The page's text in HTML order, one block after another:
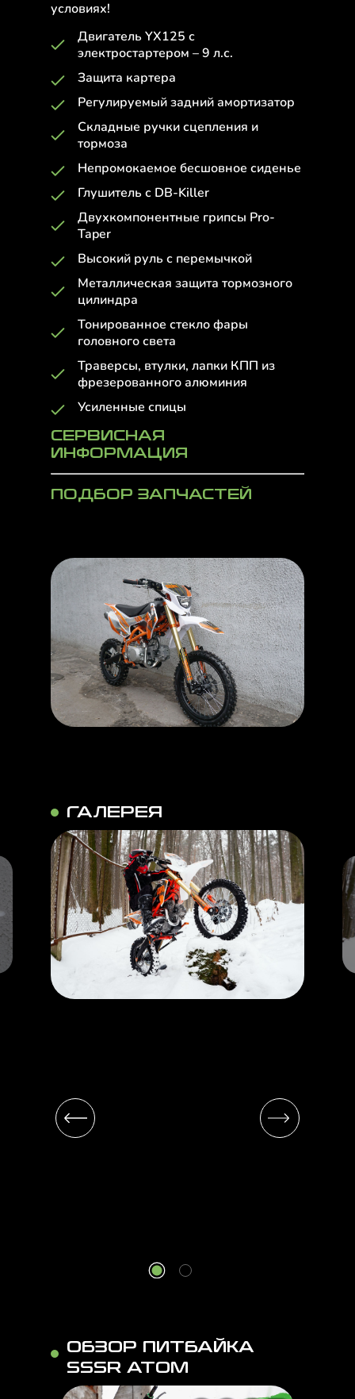
условиях!
Двигатель YX125 с
электростартером – 9 л.с.
Защита картера
Регулируемый задний амортизатор
Складные ручки сцепления и
тормоза
Непромокаемое бесшовное сиденье
Глушитель с DB-Killer
Двухкомпонентные грипсы Pro-
Taper
Высокий руль с перемычкой
Металлическая защита тормозного
цилиндра
Тонированное стекло фары
головного света
Траверсы, втулки, лапки КПП из
фрезерованного алюминия
Усиленные спицы
СЕРВИСНАЯ
ИНФОРМАЦИЯ
ПОДБОР ЗАПЧАСТЕЙ
ГАЛЕРЕЯ
ОБЗОР ПИТБАЙКА
SSSR ATOM